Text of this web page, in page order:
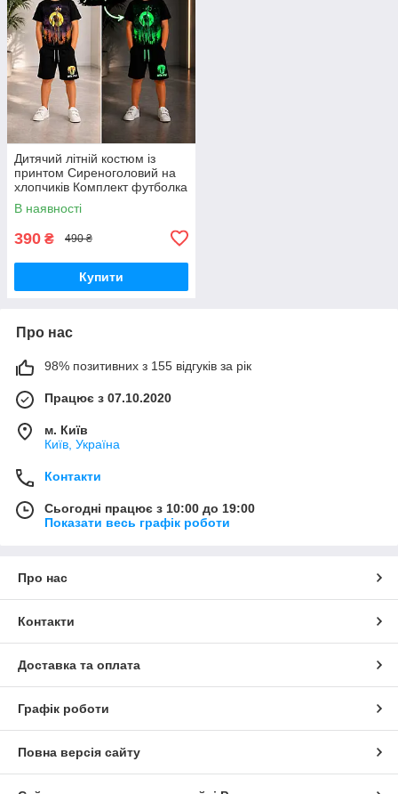
Дитячий літній костюм із
принтом Сиреноголовий на
хлопчиків Комплект футболка
та шорти для дітей літо 122-
128
В наявності
390 ₴ 490 ₴
Купити
Про нас
98% позитивних з 155 відгуків за рік
Працює з 07.10.2020
м. Київ
Київ, Україна
Контакти
Сьогодні працює з 10:00 до 19:00
Показати весь графік роботи
Про нас
Контакти
Доставка та оплата
Графік роботи
Повна версія сайту